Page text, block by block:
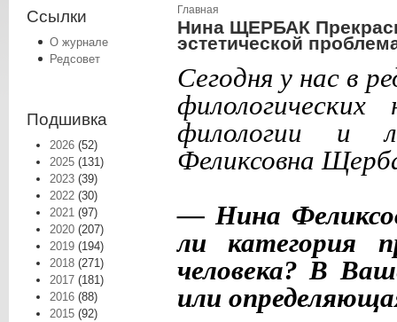
Ссылки
О журнале
Редсовет
Подшивка
2026 (52)
2025 (131)
2023 (39)
2022 (30)
2021 (97)
2020 (207)
2019 (194)
2018 (271)
2017 (181)
2016 (88)
2015 (92)
Вы здесь
Главная
Нина ЩЕРБАК
эстетической
Сегодня у нас в
филологии и
Феликсовна
— Нина
ли категория
человека? В
или